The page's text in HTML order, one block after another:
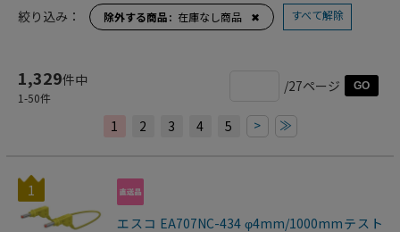
絞り込み： 除外する商品 在庫なし商品 ✖ すべて解除
1,329件中
1-50件
/27ページ GO
1 2 3 4 5 > ≫
1
エスコ EA707NC-434 φ4mm/1000mmテスト